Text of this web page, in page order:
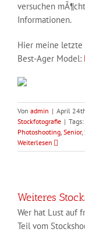
versuchen
Informationen.
Hier meine
Best-Ager Model:
Von admin | April
Stockfotografie | Tags:
Photoshooting, Senior,
Weiterlesen
Weiteres
Wer hat Lust auf
Teil vom